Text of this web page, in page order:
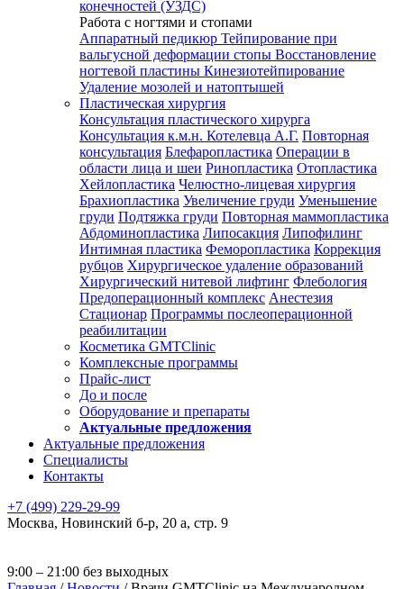
конечностей (УЗДС)
Работа с ногтями и стопами
Аппаратный педикюр Тейпирование при
вальгусной деформации стопы Восстановление
ногтевой пластины Кинезиотейпирование
Удаление мозолей и натоптышей
Пластическая хирургия
Консультация пластического хирурга
Консультация к.м.н. Котелевца А.Г. Повторная
консультация Блефаропластика Операции в
области лица и шеи Ринопластика Отопластика
Хейлопластика Челюстно-лицевая хирургия
Брахиопластика Увеличение груди Уменьшение
груди Подтяжка груди Повторная маммопластика
Абдоминопластика Липосакция Липофилинг
Интимная пластика Феморопластика Коррекция
рубцов Хирургическое удаление образований
Хирургический нитевой лифтинг Флебология
Предоперационный комплекс Анестезия
Стационар Программы послеоперационной
реабилитации
Косметика GMTClinic
Комплексные программы
Прайс-лист
До и после
Оборудование и препараты
Актуальные предложения
Актуальные предложения
Специалисты
Контакты
+7 (499) 229-29-99
Москва, Новинский б-р, 20 а, стр. 9
9:00 – 21:00 без выходных